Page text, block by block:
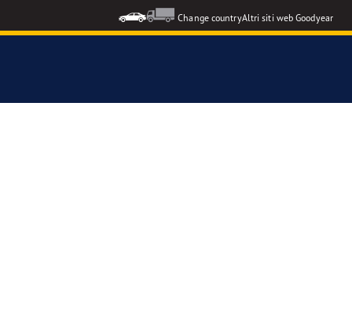
Change countryAltri siti web Goodyear